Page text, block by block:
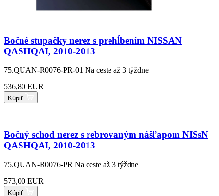
Bočné stupačky nerez s prehĺbením NISSAN
QASHQAI, 2010-2013
75.QUAN-R0076-PR-01 Na ceste až 3 týždne
536,80 EUR
Kúpiť
Bočný schod nerez s rebrovaným nášľapom NISsN
QASHQAI, 2010-2013
75.QUAN-R0076-PR Na ceste až 3 týždne
573,00 EUR
Kúpiť